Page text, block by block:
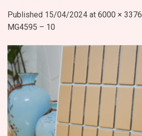
Published 15/04/2024 at 6000 × 3376
MG4595 – 10